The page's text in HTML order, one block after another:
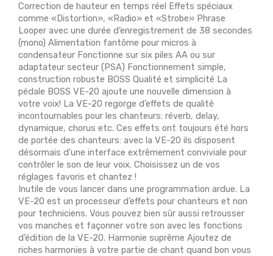
Correction de hauteur en temps réel Effets spéciaux
comme «Distortion», «Radio» et «Strobe» Phrase
Looper avec une durée d’enregistrement de 38 secondes
(mono) Alimentation fantôme pour micros à
condensateur Fonctionne sur six piles AA ou sur
adaptateur secteur (PSA) Fonctionnement simple,
construction robuste BOSS Qualité et simplicité La
pédale BOSS VE-20 ajoute une nouvelle dimension à
votre voix! La VE-20 regorge d’effets de qualité
incontournables pour les chanteurs: réverb, delay,
dynamique, chorus etc. Ces effets ont toujours été hors
de portée des chanteurs: avec la VE-20 ils disposent
désormais d’une interface extrêmement conviviale pour
contrôler le son de leur voix. Choisissez un de vos
réglages favoris et chantez !
Inutile de vous lancer dans une programmation ardue. La
VE-20 est un processeur d’effets pour chanteurs et non
pour techniciens. Vous pouvez bien sûr aussi retrousser
vos manches et façonner votre son avec les fonctions
d’édition de la VE-20. Harmonie suprême Ajoutez de
riches harmonies à votre partie de chant quand bon vous